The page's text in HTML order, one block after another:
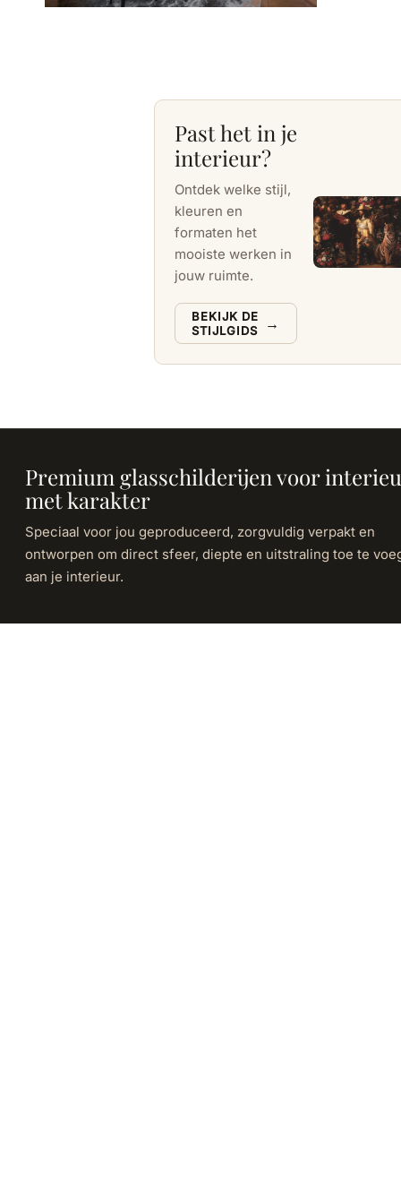
Past het in je
interieur?
Ontdek welke stijl,
kleuren en
formaten het
mooiste werken in
jouw ruimte.
BEKIJK DE
STIJLGIDS
→
Premium glasschilderijen voor
met karakter
Speciaal voor jou geproduceerd, zorgvuldig verpakt en
ontworpen om direct sfeer, diepte en uitstraling toe te
aan je interieur.